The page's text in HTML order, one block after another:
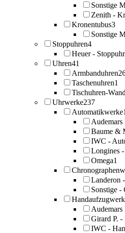
Sonstige
Zenith -
Kronentubus3
Sonstige
Stoppuhren4
Heuer -
Uhren41
Armbanduhren
Taschenuhren1
Tischuhren-
Uhrwerke237
Automatikwerke
Audemars
Baume &
IWC -
Longines
Omega1
Landeron
Sonstige -
Audemars
Girard P.
IWC -